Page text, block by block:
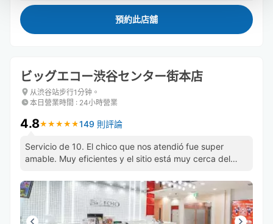
預約此店舖
ビッグエコー渋谷センター街本店
从渋谷站步行1分钟。
本日營業時間 : 24小時營業
4.8★ ★ ★ ★ ★
★ ★ ★ ★ ★ 149 則評論
Servicio de 10. El chico que nos atendió fue super
amable. Muy eficientes y el sitio está muy cerca del